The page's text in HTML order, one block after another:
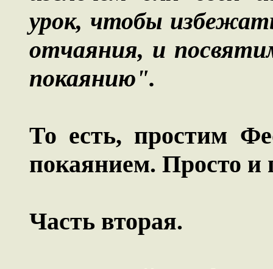
урок, чтобы
отчаяния, и
покаянию".
То есть, простим
покаянием. Просто и
Часть вторая.